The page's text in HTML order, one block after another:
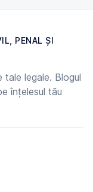
PENAL ȘI
tale legale. Blogul
înțelesul tău